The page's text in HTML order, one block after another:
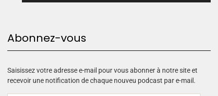
u
u
d
Abonnez-vous
Saisissez votre adresse e-mail pour vous abonner à notre site et
recevoir une notification de chaque nouveu podcast par e-mail.